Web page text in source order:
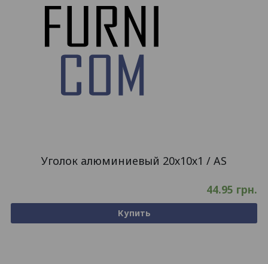
Уголок алюминиевый 20х10х1 / AS
44.95 грн.
Купить